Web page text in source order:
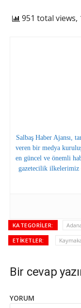
951 total views,
Salbaş Haber Ajansı,
veren bir medya
en güncel ve önemli
gazetecilik ilkelerimiz
KATEGORILER:
ETIKETLER:
Bir cevap
YORUM